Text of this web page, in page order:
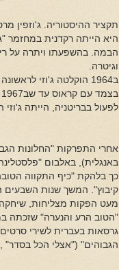
היא הייתה רקדנית במחזמר
הבמה. בהשפעתו ויתרה על
וגיטרה.
ב1964 הוקלטה ג'וזי
לפעול בבריטניה, הייתה
אחרי התפרקות "החלונות
באנגלית), באלבום
כך בלהקת "כיף התקווה
קיבוץ". המשך שנות השבעים
מעט הפקות מצליחות, שיחקה
הגבוהים" ("אצלי הכל בסדר"